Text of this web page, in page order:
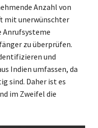
Anzahl von
mit unerwünschter
Anrufsysteme
zu überprüfen.
und
Indien umfassen, da
sind. Daher ist es
im Zweifel die